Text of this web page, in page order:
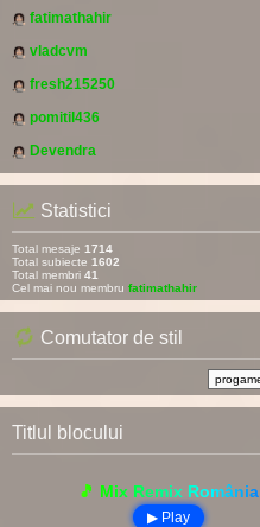
fatimathahir
vladcvm
fresh215250
pomitil436
Devendra
Statistici
Total mesaje 1714
Total subiecte 1602
Total membri 41
Cel mai nou membru fatimathahir
Comutator de stil
Titlul blocului
🎵 Mix Remix România
▶ Play